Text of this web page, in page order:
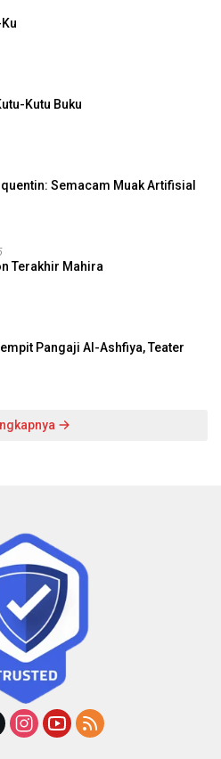
Kutu Buku
Semacam Muak Artifisial
Terakhir Mahira
Pangaji Al-Ashfiya, Teater